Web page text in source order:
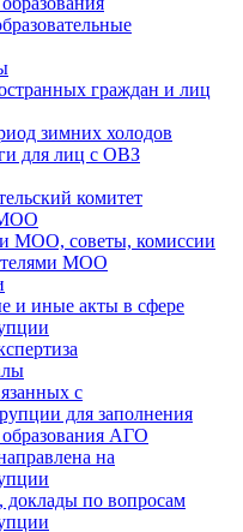
граждан и лиц
зимних холодов
для лиц с ОВЗ
комитет
МОО
МОО, советы, комиссии
МОО
и иные акты в сфере
с
для заполнения
АГО
на
по вопросам